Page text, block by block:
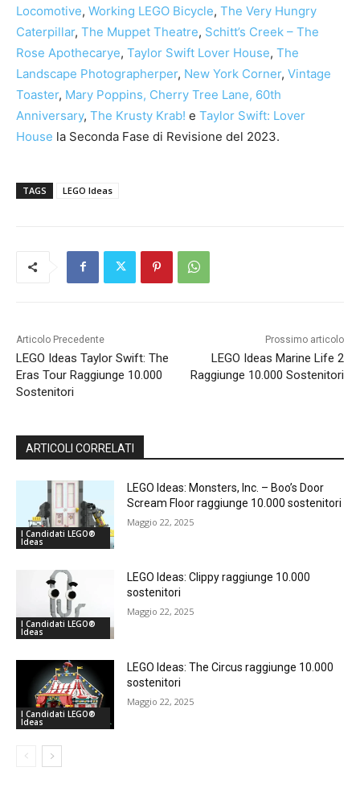
Locomotive, Working LEGO Bicycle, The Very Hungry
Caterpillar, The Muppet Theatre, Schitt’s Creek – The
Rose Apothecarye, Taylor Swift Lover House, The
Landscape Photographerper, New York Corner, Vintage
Toaster, Mary Poppins, Cherry Tree Lane, 60th
Anniversary, The Krusty Krab! e Taylor Swift: Lover
House la Seconda Fase di Revisione del 2023.
TAGS LEGO Ideas
Articolo Precedente
LEGO Ideas Taylor Swift: The
Eras Tour Raggiunge 10.000
Sostenitori
Prossimo articolo
LEGO Ideas Marine Life 2
Raggiunge 10.000 Sostenitori
ARTICOLI CORRELATI
I Candidati LEGO®
Ideas
LEGO Ideas: Monsters, Inc. – Boo’s Door
Scream Floor raggiunge 10.000 sostenitori
Maggio 22, 2025
I Candidati LEGO®
Ideas
LEGO Ideas: Clippy raggiunge 10.000
sostenitori
Maggio 22, 2025
I Candidati LEGO®
Ideas
LEGO Ideas: The Circus raggiunge 10.000
sostenitori
Maggio 22, 2025